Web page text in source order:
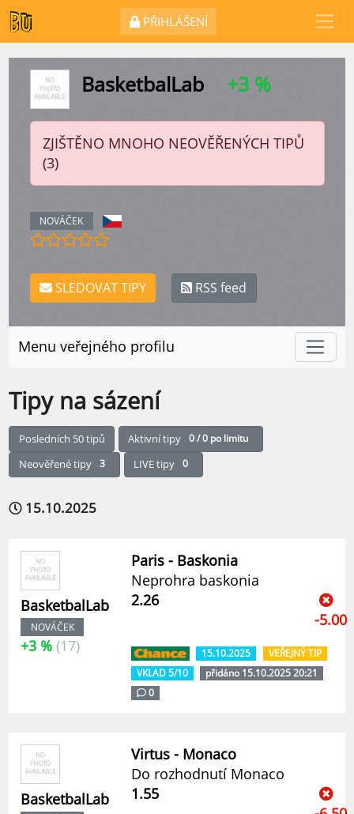
PŘIHLÁŠENÍ
BasketbalLab +3 %
ZJIŠTĚNO MNOHO NEOVĚŘENÝCH TIPŮ
(3)
NOVÁČEK
SLEDOVAT TIPY RSS feed
Menu veřejného profilu
Tipy na sázení
Posledních 50 tipů Aktivní tipy 0 / 0 po limitu
Neověřené tipy 3 LIVE tipy 0
15.10.2025
BasketbalLab
NOVÁČEK
+3 % (17)
Paris - Baskonia
Neprohra baskonia
2.26
-5.00
15.10.2025
VEŘEJNÝ TIP
VKLAD 5/10
přidáno 15.10.2025 20:21
0
BasketbalLab
Virtus - Monaco
Do rozhodnutí Monaco
1.55